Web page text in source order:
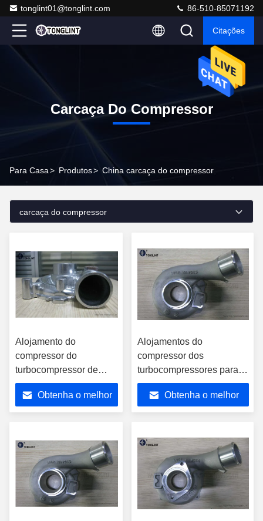
tonglint01@tonglint.com 86-510-85071192
Citações
Carcaça Do Compressor
Para Casa> Produtos> China carcaça do compressor
carcaça do compressor
Alojamento do
compressor do
turbocompressor de
ZAlSi7MgA RHF4H
8972402101 para Isuzu
VA420037
Obtenha o melhor
Alojamentos do
compressor dos
turbocompressores para o
turbocompressor BV43
5303-988-0144 28200-
4A470 de Hyundai
Obtenha o melhor